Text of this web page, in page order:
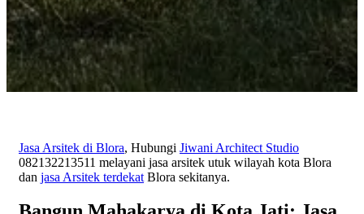
Jasa Arsitek di Blora, Hubungi Jiwani Architect Studio
082132213511 melayani jasa arsitek utuk wilayah kota Blora
dan jasa Arsitek terdekat Blora sekitanya.